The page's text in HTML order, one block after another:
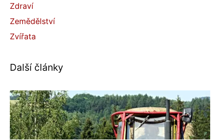
Zdraví
Zemědělství
Zvířata
Další články